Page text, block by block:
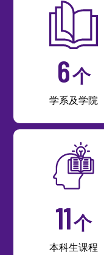
6个
学系及学院
11个
本科生课程